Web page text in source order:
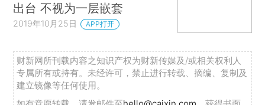
出台 不视为一层嵌套
2019年10月25日 APP打开
财新网所刊载内容之知识产权为财新传媒及/或相关权利人
专属所有或持有。未经许可，禁止进行转载、摘编、复制及
建立镜像等任何使用。